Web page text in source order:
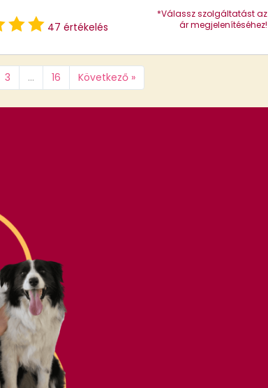
47 értékelés
*Válassz szolgáltatást az
ár megjelenítéséhez!
3 … 16 Következő »